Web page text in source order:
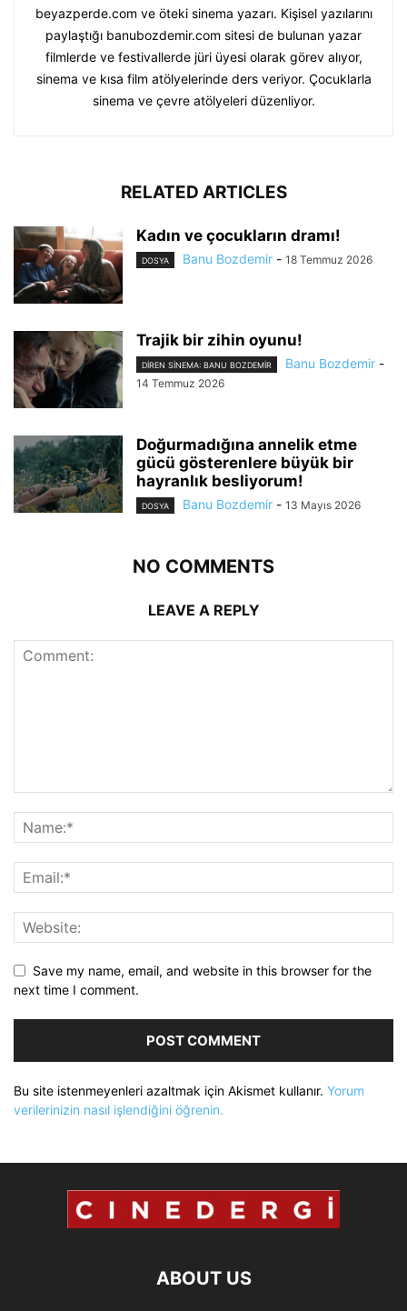
beyazperde.com ve öteki sinema yazarı. Kişisel yazılarını
paylaştığı banubozdemir.com sitesi de bulunan yazar
filmlerde ve festivallerde jüri üyesi olarak görev alıyor,
sinema ve kısa film atölyelerinde ders veriyor. Çocuklarla
sinema ve çevre atölyeleri düzenliyor.
RELATED ARTICLES
Kadın ve çocukların dramı!
DOSYA Banu Bozdemir - 18 Temmuz 2026
Trajik bir zihin oyunu!
DIREN SINEMA: BANU BOZDEMIR Banu Bozdemir -
14 Temmuz 2026
Doğurmadığına annelik etme
gücü gösterenlere büyük bir
hayranlık besliyorum!
DOSYA Banu Bozdemir - 13 Mayıs 2026
NO COMMENTS
LEAVE A REPLY
Save my name, email, and website in this browser for the
next time I comment.
Bu site istenmeyenleri azaltmak için Akismet kullanır. Yorum
verilerinizin nasıl işlendiğini öğrenin.
ABOUT US